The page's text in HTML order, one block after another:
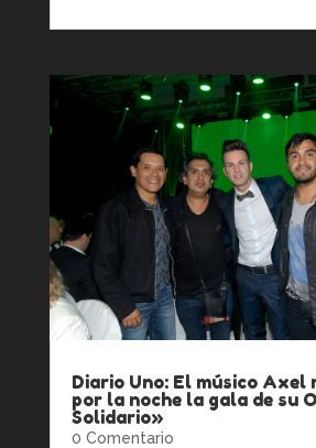
Diario Uno: El músico
por la noche la gala de su
Solidario»
0 Comentario